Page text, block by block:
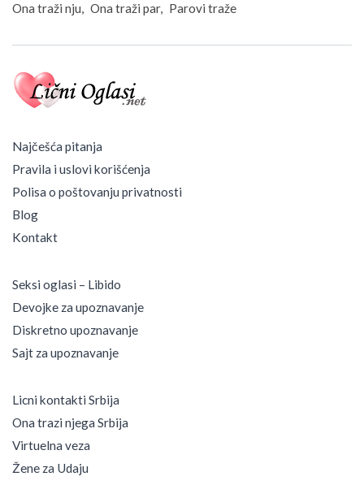
Ona traži nju
Ona traži par Parovi traže
Najčešća pitanja
Pravila i uslovi korišćenja
Polisa o poštovanju privatnosti
Blog
Kontakt
Seksi oglasi – Libido
Devojke za upoznavanje
Diskretno upoznavanje
Sajt za upoznavanje
Licni kontakti Srbija
Ona trazi njega Srbija
Virtuelna veza
Žene za Udaju